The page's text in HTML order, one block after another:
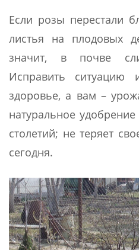
Если розы перестали
листья на плодовых
значит, в почве
Исправить ситуацию
здоровье, а вам –
натуральное
столетий; не теряет
сегодня.